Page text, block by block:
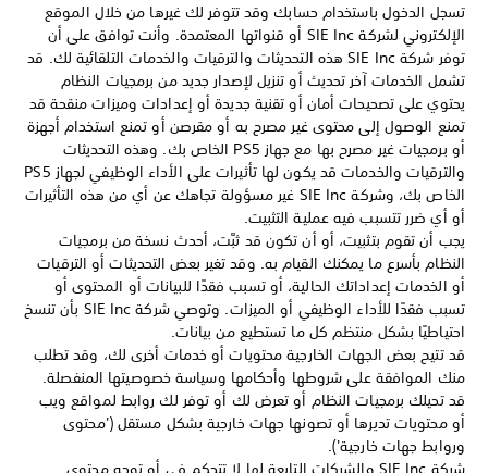
تسجل الدخول باستخدام حسابك وقد تتوفر لك غيرها من خلال الموقع
الإلكتروني لشركة SIE Inc أو قنواتها المعتمدة. وأنت توافق على أن
توفر شركة SIE Inc هذه التحديثات والترقيات والخدمات التلقائية لك. قد
تشمل الخدمات آخر تحديث أو تنزيل لإصدار جديد من برمجيات النظام
يحتوي على تصحيحات أمان أو تقنية جديدة أو إعدادات وميزات منقحة قد
تمنع الوصول إلى محتوى غير مصرح به أو مقرصن أو تمنع استخدام أجهزة
أو برمجيات غير مصرح بها مع جهاز PS5 الخاص بك. وهذه التحديثات
والترقيات والخدمات قد يكون لها تأثيرات على الأداء الوظيفي لجهاز PS5
الخاص بك، وشركة SIE Inc غير مسؤولة تجاهك عن أي من هذه التأثيرات
أو أي ضرر تتسبب فيه عملية التثبيت.
يجب أن تقوم بتثبيت، أو أن تكون قد ثبَّت، أحدث نسخة من برمجيات
النظام بأسرع ما يمكنك القيام به. وقد تغير بعض التحديثات أو الترقيات
أو الخدمات إعداداتك الحالية، أو تسبب فقدًا للبيانات أو المحتوى أو
تسبب فقدًا للأداء الوظيفي أو الميزات. وتوصي شركة SIE Inc بأن تنسخ
احتياطيًا بشكل منتظم كل ما تستطيع من بيانات.
قد تتيح بعض الجهات الخارجية محتويات أو خدمات أخرى لك، وقد تطلب
منك الموافقة على شروطها وأحكامها وسياسة خصوصيتها المنفصلة.
قد تحيلك برمجيات النظام أو تعرض لك أو توفر لك روابط لمواقع ويب
أو محتويات تديرها أو تصونها جهات خارجية بشكل مستقل ('محتوى
وروابط جهات خارجية')‏.
شركة SIE Inc والشركات التابعة لها لا تتحكم في أو توجه محتوى